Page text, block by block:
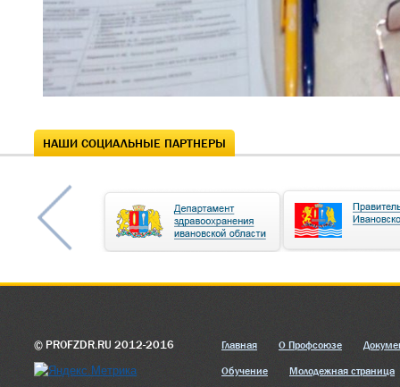
НАШИ СОЦИАЛЬНЫЕ ПАРТНЕРЫ
© PROFZDR.RU 2012-2016 Главная О Профсоюзе
Обучение Молодежная страница